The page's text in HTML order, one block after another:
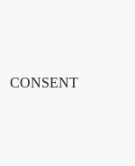
CONSENT